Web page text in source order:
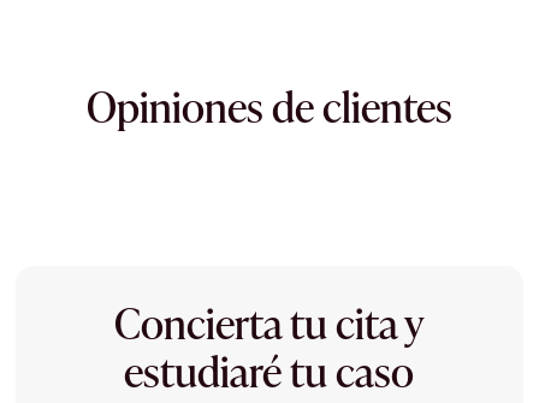
Opiniones de clientes
Concierta tu cita y
estudiaré tu caso